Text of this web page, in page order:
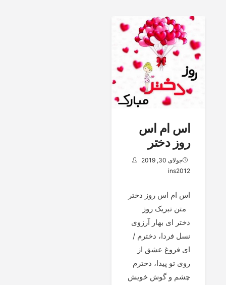
اس ام اس
روز دختر
جولای 30, 2019
ins2012
اس ام اس روز دختر
متن تبریک روز
دختر ای بهار آرزوی
نسل فردا، دخترم /
ای فروغ عشق از
روی تو پیدا، دخترم
چشم و گوش خویش